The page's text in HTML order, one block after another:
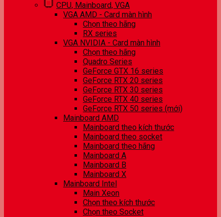
CPU, Mainboard, VGA
VGA AMD - Card màn hình
Chọn theo hãng
RX series
VGA NVIDIA - Card màn hình
Chọn theo hãng
Quadro Series
GeForce GTX 16 series
GeForce RTX 20 series
GeForce RTX 30 series
GeForce RTX 40 series
GeForce RTX 50 series (mới)
Mainboard AMD
Mainboard theo kích thước
Mainboard theo socket
Mainboard theo hãng
Mainboard A
Mainboard B
Mainboard X
Mainboard Intel
Main Xeon
Chọn theo kích thước
Chọn theo Socket